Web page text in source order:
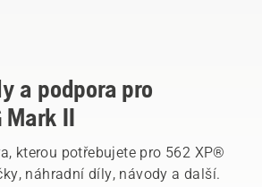
a podpora pro
Mark II
kterou potřebujete pro 562 XP®
náhradní díly, návody a další.